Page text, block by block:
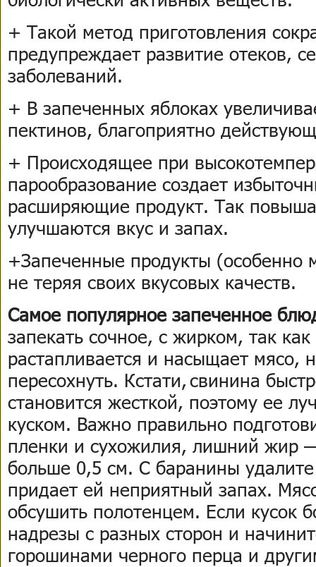
+ Такой метод приготовления
предупреждает развитие отеков,
заболеваний.
+ В запеченных яблоках
пектинов, благоприятно
+ Происходящее при
парообразование создает
расширяющие продукт. Так
улучшаются вкус и запах.
+Запеченные продукты (особенно
не теряя своих вкусовых качеств.
Самое популярное запеченное
запекать сочное, с жирком, так
растапливается и насыщает мясо,
пересохнуть. Кстати, свинина
становится жесткой, поэтому ее
куском. Важно правильно
пленки и сухожилия, лишний жир
больше 0,5 см. С баранины
придает ей неприятный запах.
обсушить полотенцем. Если кусок
надрезы с разных сторон и
горошинами черного перца и